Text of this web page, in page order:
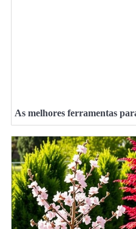
As melhores ferramentas